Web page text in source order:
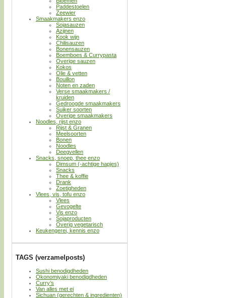
Paddestoelen
Zeewier
Smaakmakers enzo
Sojasauzen
Azijnen
Kook wijn
Chilisauzen
Bonensauzen
Boemboes & Currypasta
Overige sauzen
Kokos
Olie & vetten
Bouillon
Noten en zaden
Verse smaakmakers /
kruiden
Gedroogde smaakmakers
Suiker soorten
Overige smaakmakers
Noodles, rijst enzo
Rijst & Granen
Meelsoorten
Bonen
Noodles
Deegvellen
Snacks, snoep, thee enzo
Dimsum (-achtige hapjes)
Snacks
Thee & koffie
Drank
Zoetigheden
Vlees, vis, tofu enzo
Vlees
Gevogelte
Vis enzo
Sojaproducten
Overig vegetarisch
Keukengerei, kennis enzo
TAGS (verzamelposts)
Sushi benodigdheden
Okonomiyaki benodigdheden
Curry’s
Van alles met ei
Sichuan (gerechten & ingredienten)